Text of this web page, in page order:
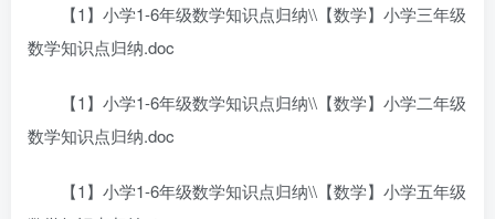
【1】小学1-6年级数学知识点归纳\\【数学】小学三年级
数学知识点归纳.doc
【1】小学1-6年级数学知识点归纳\\【数学】小学二年级
数学知识点归纳.doc
【1】小学1-6年级数学知识点归纳\\【数学】小学五年级